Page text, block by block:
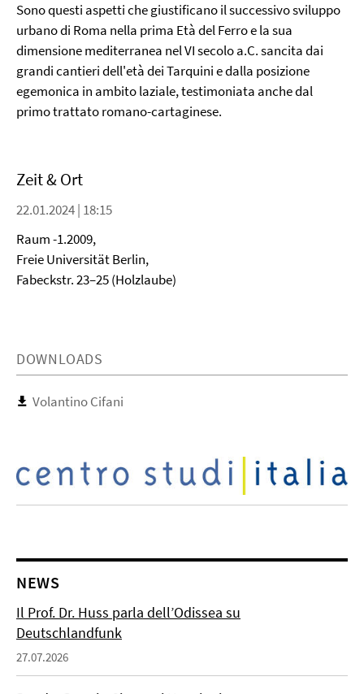
Sono questi aspetti che giustificano il successivo sviluppo
urbano di Roma nella prima Età del Ferro e la sua
dimensione mediterranea nel VI secolo a.C. sancita dai
grandi cantieri dell'età dei Tarquini e dalla posizione
egemonica in ambito laziale, testimoniata anche dal
primo trattato romano-cartaginese.
Zeit & Ort
22.01.2024 | 18:15
Raum -1.2009,
Freie Universität Berlin,
Fabeckstr. 23–25 (Holzlaube)
DOWNLOADS
Volantino Cifani
NEWS
Il Prof. Dr. Huss parla dell’Odissea su
Deutschlandfunk
27.07.2026